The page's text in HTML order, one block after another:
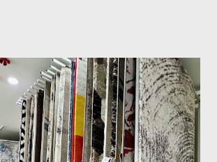
hiện đại TPHCM thảm trải sàn phòng ngủ
trải sàn phòng khách đẹp TPHCM thảm
Thảm tròn 3m được nhập khẩu từ
lượng châu âu, những mẫu trên đây đã
theo kích thước mong muốn của khách